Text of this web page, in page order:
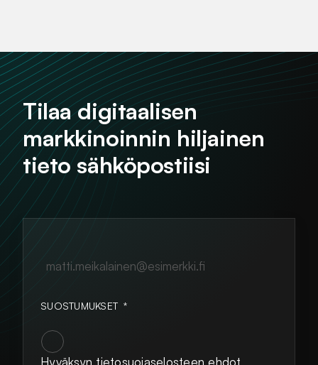
Tilaa digitaalisen
markkinoinnin hiljainen
tieto sähköpostiisi
SUOSTUMUKSET *
Hyväksyn tietosuojaselosteen ehdot